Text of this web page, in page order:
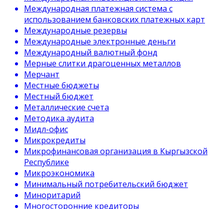
Международная платежная система с
использованием банковских платежных карт
Международные резервы
Международные электронные деньги
Международный валютный фонд
Мерные слитки драгоценных металлов
Мерчант
Местные бюджеты
Местный бюджет
Металлические счета
Методика аудита
Мидл-офис
Микрокредиты
Микрофинансовая организация в Кыргызской
Республике
Микроэкономика
Минимальный потребительский бюджет
Миноритарий
Многосторонние кредиторы